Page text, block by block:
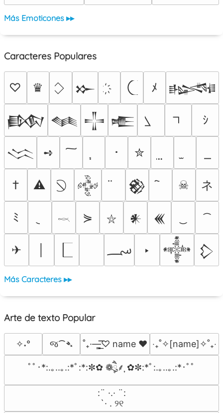
Más Emoticones ▸▸
Caracteres Populares
♡ ♛ 𒁍 ﾒ 𒈙
𒁃 𒈝 𒋲 𒍫 ｼ
𒈱 ➺ ･ ✮
† ⚠ 𒅒 𒆙 ☠ ネ
ﾐ 𓎖 ⋟ ⛥ 𒀭 𒌍
✈ ؄ ‣ 𒀱 𒁷
Más Caracteres ▸▸
Arte de texto Popular
✧˖° જ⁀➴ ˚₊·—̳͟͞͞♡ name ♥️ ‎‧₊˚✧[name]✧˚₊‧
ﾟﾟ･*:.｡..｡.:*ﾟ:*:✼✿ ❁ཻུ۪۪⸙͎ ✿✼:*ﾟ:.｡..｡.:*･ﾟﾟ
⠀:¨ ·.· ¨:⠀
⠀ `· . ୨୧⠀